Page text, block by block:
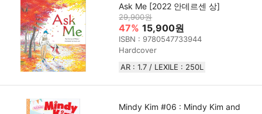
Ask Me [2022 안데르센 상]
29,900원
47% 15,900원
ISBN : 9780547733944
Hardcover
AR : 1.7 / LEXILE : 250L
Mindy Kim #06 : Mindy Kim and